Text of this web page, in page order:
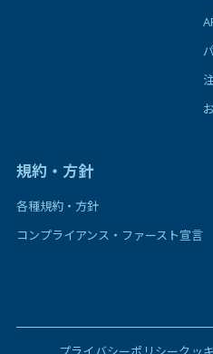
規約・方針
各種規約・方針
コンプライアンス・ファースト宣言